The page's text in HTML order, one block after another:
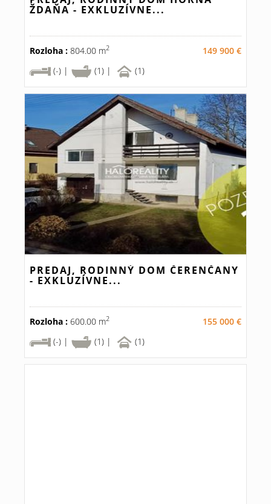
ŽDAŇA - EXKLUZÍVNE...
Rozloha : 804.00 m2
149 900 €
(-) |
(1) | (1)
PREDAJ, RODINNÝ DOM ČERENČANY
- EXKLUZÍVNE...
Rozloha : 600.00 m2
155 000 €
(-) |
(1) | (1)